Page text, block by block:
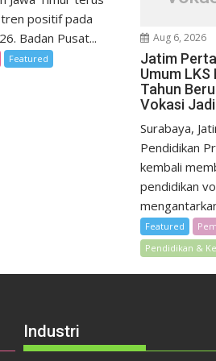
positif pada
Badan Pusat...
Featured
Aug 6, 2026
Jatim
Umum
Tahun
Vokasi
Surabaya,
Pendidikan
kembali
pendidikan
Featured
Pendidikan &
Industri